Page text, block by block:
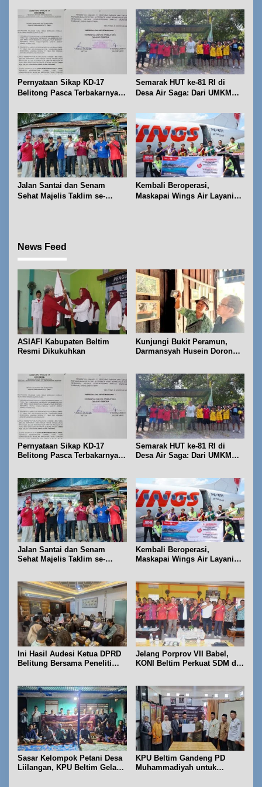
Pernyataan Sikap KD-17
Belitong Pasca Terbakarnya
Semarak HUT ke-81 RI di
Desa Air Saga: Dari UMKM
Jalan Santai dan Senam
Sehat Majelis Taklim se-
Kembali Beroperasi,
Maskapai Wings Air Layani
News Feed
ASIAFI Kabupaten Beltim
Resmi Dikukuhkan
Kunjungi Bukit Peramun,
Darmansyah Husein Dorong
Pernyataan Sikap KD-17
Belitong Pasca Terbakarnya
Semarak HUT ke-81 RI di
Desa Air Saga: Dari UMKM
Jalan Santai dan Senam
Sehat Majelis Taklim se-
Kembali Beroperasi,
Maskapai Wings Air Layani
Ini Hasil Audesi Ketua DPRD
Belitung Bersama Peneliti
Jelang Porprov VII Babel,
KONI Beltim Perkuat SDM di
Sasar Kelompok Petani Desa
Liilangan, KPU Beltim Gelar
KPU Beltim Gandeng PD
Muhammadiyah untuk